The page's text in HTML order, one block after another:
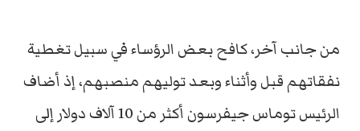
من جانب آخر، كافح بعض الرؤساء في سبيل تغطية
نفقاتهم قبل وأثناء وبعد توليهم منصبهم، إذ أضاف
الرئيس توماس جيفرسون أكثر من 10 آلاف دولار إلى